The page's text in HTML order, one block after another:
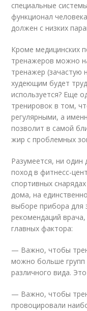
специальные
функционал
должен с низких
Кроме медицинских
тренажеров можно
тренажер (зачастую
худеющим будет
используется? Еще
тренировок в том,
регулярными, а
позволит в самой
жир с проблемных
Разумеется, ни
поход в фитнесс-
спортивных
дома, на
выборе прибора для
рекомендаций
главных фактора:
— Важно, чтобы
можно больше групп
различного вида.
— Важно, чтобы
провоцировали